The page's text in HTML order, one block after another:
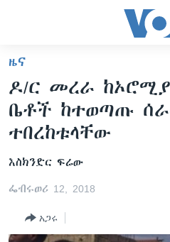
ማገናኛዎች
ዋናው
ይዘት
እለፍ
ዋናው
እለፍ
ኢትዮጵያ
አፍሪካ
ኑሮ በጤንነት
ጋቢና ቪኦኤ
ዜና
ዶ/ር መረራ
ቤቶች ከተወጣጡ
ተበረከቱላቸው
እስክንድር ፍሬው
ፌብሩወሪ 12, 2018
አጋሩ